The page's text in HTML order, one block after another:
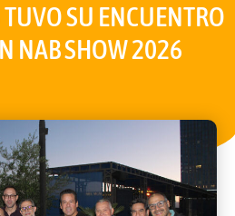
SU ENCUENTRO
NAB SHOW 2026